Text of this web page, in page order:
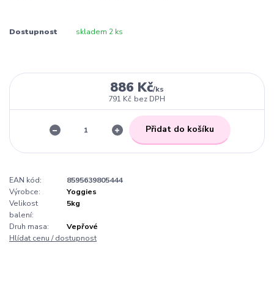
Dostupnost skladem 2 ks
886 Kč/ks
791 Kč bez DPH
Přidat do košíku
EAN kód:
8595639805444
Výrobce:
Yoggies
Velikost
balení:
5kg
Druh masa:
Vepřové
Hlídat cenu / dostupnost